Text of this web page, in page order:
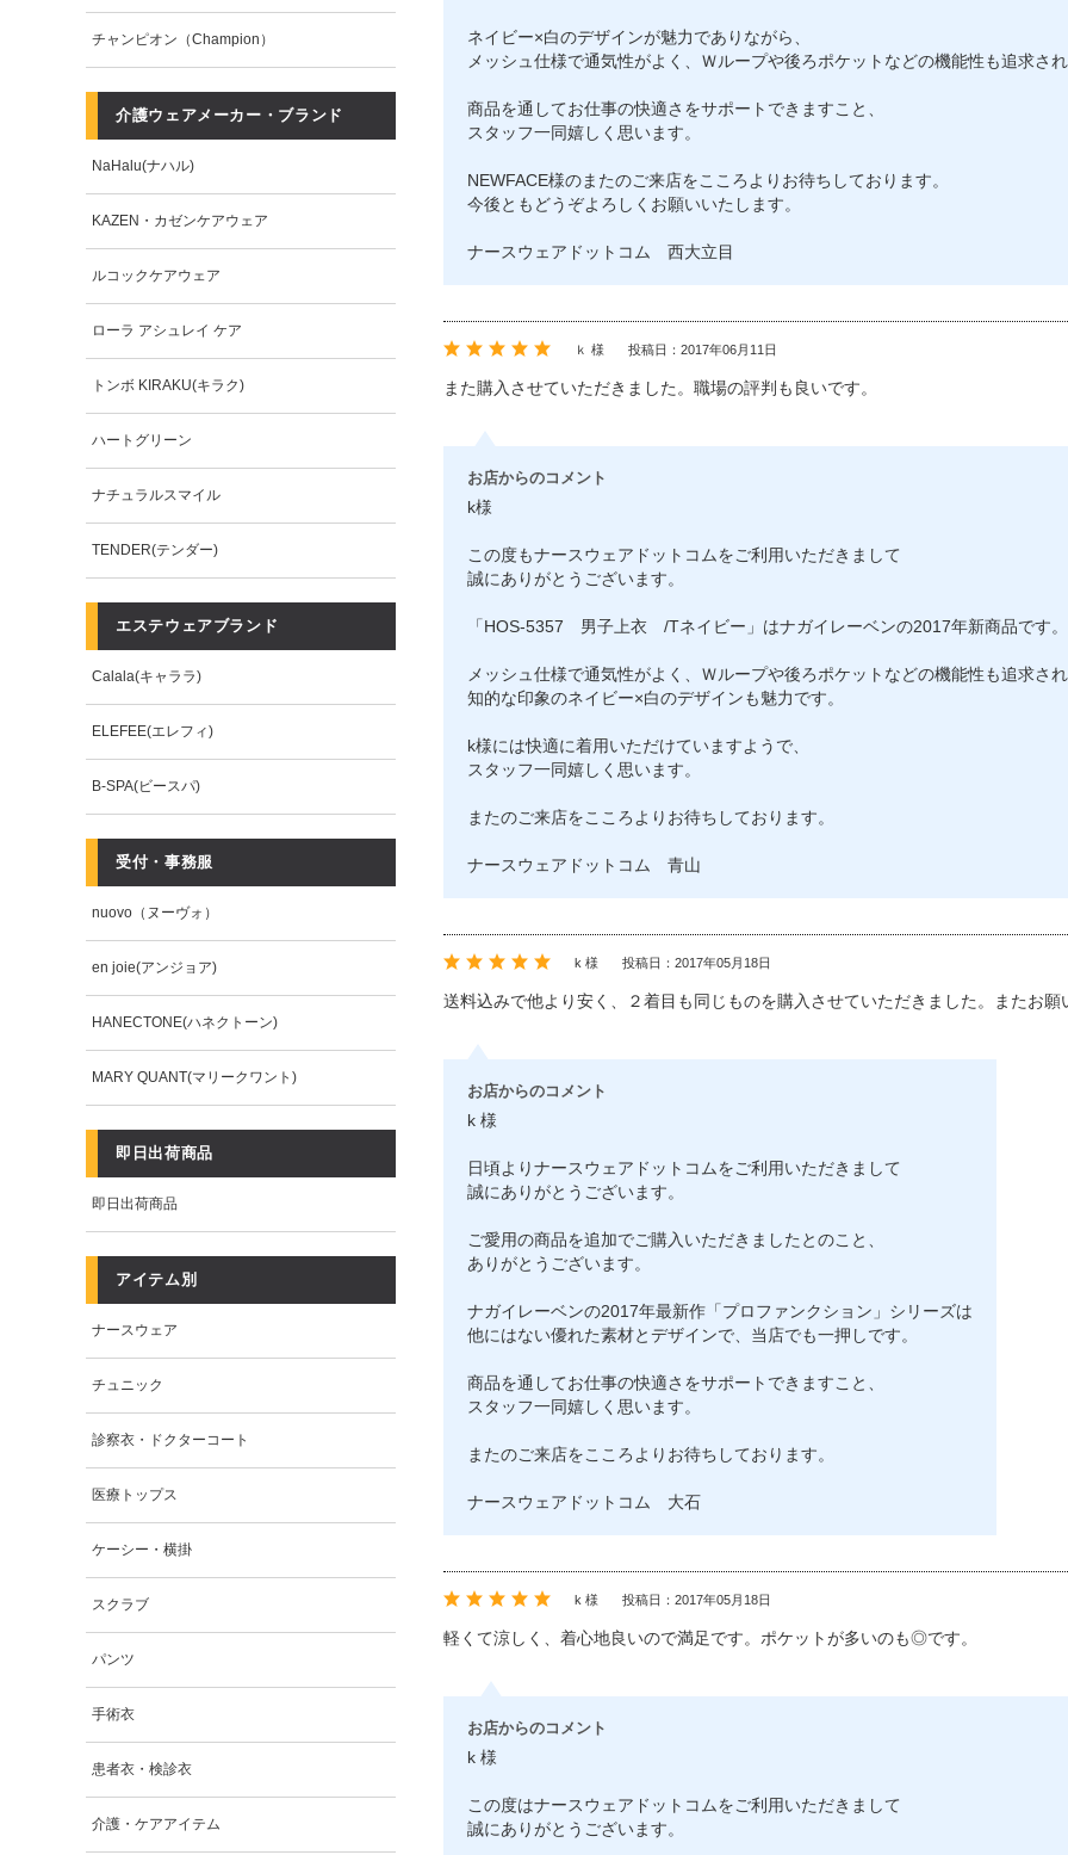
ネイビー×白のデザインが魅力でありながら、
メッシュ仕様で通気性がよく、Ｗループや後ろポケットなどの機能性も追求され
商品を通してお仕事の快適さをサポートできますこと、
スタッフ一同嬉しく思います。
NEWFACE様のまたのご来店をこころよりお待ちしております。
今後ともどうぞよろしくお願いいたします。
ナースウェアドットコム 西大立目
ｋ 様 投稿日：2017年06月11日
また購入させていただきました。職場の評判も良いです。
お店からのコメント
k様
この度もナースウェアドットコムをご利用いただきまして
誠にありがとうございます。
「HOS-5357 男子上衣 /Tネイビー」はナガイレーベンの2017年新商品です。
メッシュ仕様で通気性がよく、Ｗループや後ろポケットなどの機能性も追求され
知的な印象のネイビー×白のデザインも魅力です。
k様には快適に着用いただけていますようで、
スタッフ一同嬉しく思います。
またのご来店をこころよりお待ちしております。
ナースウェアドットコム 青山
k 様 投稿日：2017年05月18日
送料込みで他より安く、２着目も同じものを購入させていただきました。またお願
お店からのコメント
k 様
日頃よりナースウェアドットコムをご利用いただきまして
誠にありがとうございます。
ご愛用の商品を追加でご購入いただきましたとのこと、
ありがとうございます。
ナガイレーベンの2017年最新作「プロファンクション」シリーズは
他にはない優れた素材とデザインで、当店でも一押しです。
商品を通してお仕事の快適さをサポートできますこと、
スタッフ一同嬉しく思います。
またのご来店をこころよりお待ちしております。
ナースウェアドットコム 大石
k 様 投稿日：2017年05月18日
軽くて涼しく、着心地良いので満足です。ポケットが多いのも◎です。
お店からのコメント
k 様
この度はナースウェアドットコムをご利用いただきまして
誠にありがとうございます。
チャンピオン（Champion）
介護ウェアメーカー・ブランド
NaHalu(ナハル)
KAZEN・カゼンケアウェア
ルコックケアウェア
ローラ アシュレイ ケア
トンボ KIRAKU(キラク)
ハートグリーン
ナチュラルスマイル
TENDER(テンダー)
エステウェアブランド
Calala(キャララ)
ELEFEE(エレフィ)
B-SPA(ビースパ)
受付・事務服
nuovo（ヌーヴォ）
en joie(アンジョア)
HANECTONE(ハネクトーン)
MARY QUANT(マリークワント)
即日出荷商品
即日出荷商品
アイテム別
ナースウェア
チュニック
診察衣・ドクターコート
医療トップス
ケーシー・横掛
スクラブ
パンツ
手術衣
患者衣・検診衣
介護・ケアアイテム